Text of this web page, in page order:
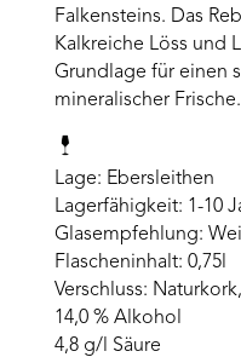
Falkensteins. Das
Kalkreiche Löss und
Grundlage für einen
mineralischer Frische.
Lage: Ebersleithen
Lagerfähigkeit: 1-10
Glasempfehlung:
Flascheninhalt: 0,75l
Verschluss:
14,0 % Alkohol
4,8 g/l Säure